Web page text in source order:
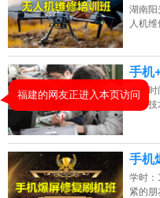
2026年8月9号黑龙江马同学（
2026年8月9号_安徽_陈同学（
2026年8月9号_广西_李同学（
2026年8月9号_浙江_代同学（
湖南阳
人机
手机
学习时
维修
手机
学时：
紧的